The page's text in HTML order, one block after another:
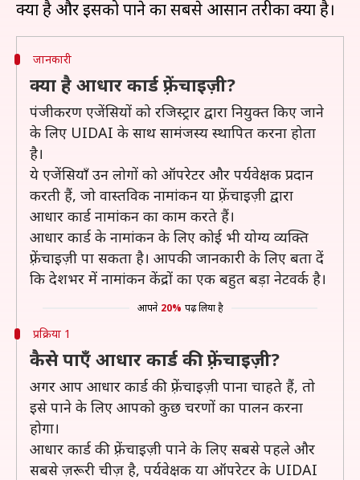
जानकारी
क्या है आधार कार्ड फ़्रेंचाइज़ी?
पंजीकरण एजेंसियों को रजिस्ट्रार द्वारा नियुक्त किए जाने
के लिए UIDAI के साथ सामंजस्य स्थापित करना होता
है।
ये एजेंसियाँ उन लोगों को ऑपरेटर और पर्यवेक्षक प्रदान
करती हैं, जो वास्तविक नामांकन या फ़्रेंचाइज़ी द्वारा
आधार कार्ड नामांकन का काम करते हैं।
आधार कार्ड के नामांकन के लिए कोई भी योग्य व्यक्ति
फ़्रेंचाइज़ी पा सकता है। आपकी जानकारी के लिए बता दें
कि देशभर में नामांकन केंद्रों का एक बहुत बड़ा नेटवर्क है।
आपने 20% पढ़ लिया है
प्रक्रिया 1
कैसे पाएँ आधार कार्ड की फ़्रेंचाइज़ी?
अगर आप आधार कार्ड की फ़्रेंचाइज़ी पाना चाहते हैं, तो
इसे पाने के लिए आपको कुछ चरणों का पालन करना
होगा।
आधार कार्ड की फ़्रेंचाइज़ी पाने के लिए सबसे पहले और
सबसे ज़रूरी चीज़ है, पर्यवेक्षक या ऑपरेटर के UIDAI